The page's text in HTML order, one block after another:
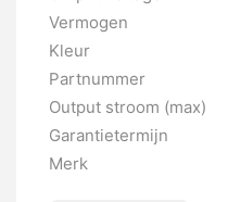
Vermogen
Kleur
Partnummer
Output stroom (max)
Garantietermijn
Merk